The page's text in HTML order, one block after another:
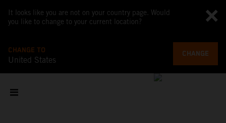
It looks like you are not on your country page. Would
you like to change to your current location?
CHANGE TO
United States
CHANGE